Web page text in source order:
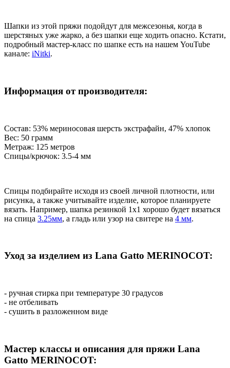
Шапки из этой пряжи подойдут для межсезонья, когда в
шерстяных уже жарко, а без шапки еще ходить опасно. Кстати,
подробный мастер-класс по шапке есть на нашем YouTube
канале: iNitki.
Информация от производителя:
Состав: 53% мериносовая шерсть экстрафайн, 47% хлопок
Вес: 50 грамм
Метраж: 125 метров
Спицы/крючок: 3.5-4 мм
Спицы подбирайте исходя из своей личной плотности, или
рисунка, а также учитывайте изделие, которое планируете
вязать. Например, шапка резинкой 1х1 хорошо будет вязаться
на спица 3.25мм, а гладь или узор на свитере на 4 мм.
Уход за изделием из Lana Gatto MERINOCOT:
- ручная стирка при температуре 30 градусов
- не отбеливать
- сушить в разложенном виде
Мастер классы и описания для пряжи Lana
Gatto MERINOCOT: